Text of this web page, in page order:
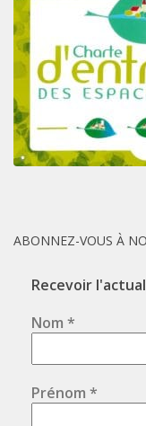
ABONNEZ-VOUS À
Recevoir
Nom *
Prénom *